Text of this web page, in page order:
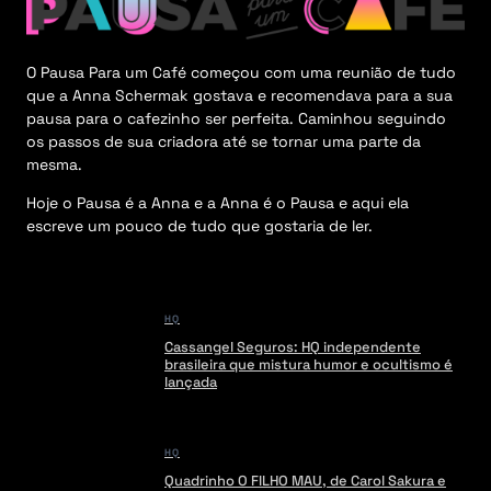
O Pausa Para um Café começou com uma reunião de tudo
que a Anna Schermak gostava e recomendava para a sua
pausa para o cafezinho ser perfeita. Caminhou seguindo
os passos de sua criadora até se tornar uma parte da
mesma.
Hoje o Pausa é a Anna e a Anna é o Pausa e aqui ela
escreve um pouco de tudo que gostaria de ler.
HQ
Cassangel Seguros: HQ independente
brasileira que mistura humor e ocultismo é
lançada
HQ
Quadrinho O FILHO MAU, de Carol Sakura e